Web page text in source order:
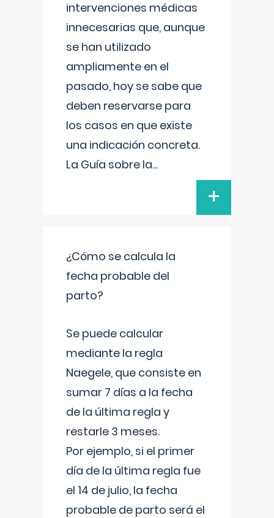
intervenciones médicas
innecesarias que, aunque
se han utilizado
ampliamente en el
pasado, hoy se sabe que
deben reservarse para
los casos en que existe
una indicación concreta.
La Guía sobre la...
+
¿Cómo se calcula la
fecha probable del
parto?
Se puede calcular
mediante la regla
Naegele, que consiste en
sumar 7 días a la fecha
de la última regla y
restarle 3 meses.
Por ejemplo, si el primer
día de la última regla fue
el 14 de julio, la fecha
probable de parto será el